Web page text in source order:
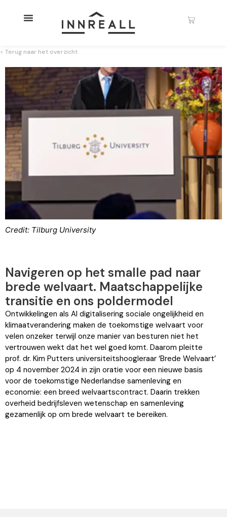
< Terug naar het overzicht
Credit: Tilburg University
Navigeren op het smalle pad naar
brede welvaart. Maatschappelijke
transitie en ons poldermodel
Ontwikkelingen als AI digitalisering sociale ongelijkheid en
klimaatverandering maken de toekomstige welvaart voor
velen onzeker terwijl onze manier van besturen niet het
vertrouwen wekt dat het wel goed komt. Daarom pleitte
prof. dr. Kim Putters universiteitshoogleraar ‘Brede Welvaart’
op 4 november 2024 in zijn oratie voor een nieuwe basis
voor de toekomstige Nederlandse samenleving en
economie: een breed welvaartscontract. Daarin trekken
overheid bedrijfsleven wetenschap en samenleving
gezamenlijk op om brede welvaart te bereiken.